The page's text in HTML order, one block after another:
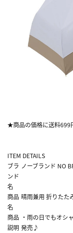
★商品の価格に送料699
ITEM DETAILS
ブラ
ンド
名
ノーブランド NO
商品
名
晴雨兼用 折りたた
商品
説明
・雨の日でもオシ
発売♪